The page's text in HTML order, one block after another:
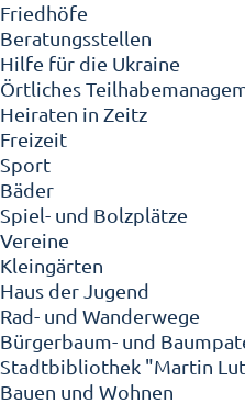
Friedhöfe
Beratungsstellen
Hilfe für die Ukraine
Örtliches
Heiraten in Zeitz
Freizeit
Sport
Bäder
Spiel- und Bolzplätze
Vereine
Kleingärten
Haus der Jugend
Rad- und Wanderwege
Bürgerbaum- und
Stadtbibliothek "Martin
Bauen und Wohnen